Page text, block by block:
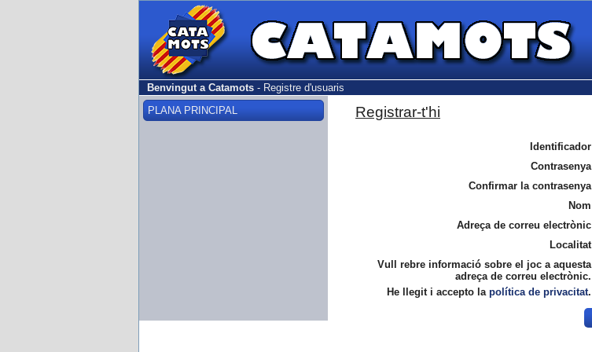
Benvingut a Catamots - Registre d'usuaris
PLANA PRINCIPAL
Registrar-t'hi
Identificador
Contrasenya
Confirmar la contrasenya
Nom
Adreça de correu electrònic
Localitat
Vull rebre informació sobre el joc a aquesta
adreça de correu electrònic.
He llegit i accepto la política de privacitat.